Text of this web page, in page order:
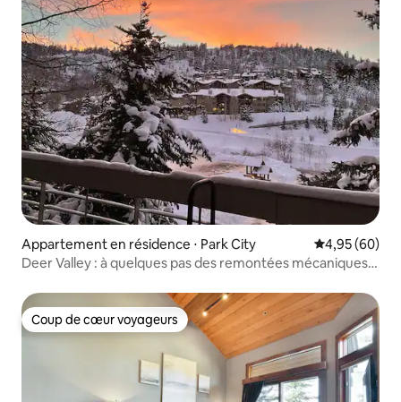
Appartement en résidence ⋅ Park City Évaluation
4,95 (60)
Deer Valley : à quelques pas des remontées mécaniques ;
Coup de cœur voyageurs
Coup de cœur voyageurs